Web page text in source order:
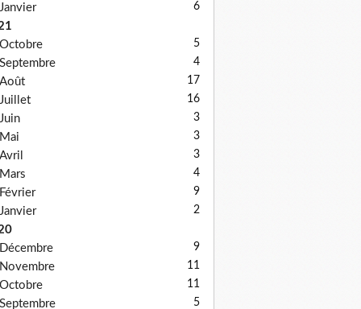
Janvier 6
Octobre
5
Septembre 4
Août 17
Juillet 16
Juin 3
Mai 3
Avril 3
Mars 4
Février 9
Janvier 2
Décembre
9
Novembre 11
Octobre 11
Septembre 5